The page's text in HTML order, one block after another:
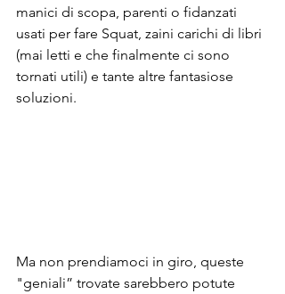
manici di scopa, parenti o fidanzati
usati per fare Squat, zaini carichi di libri
(mai letti e che finalmente ci sono
tornati utili) e tante altre fantasiose
soluzioni.
Ma non prendiamoci in giro, queste
"geniali” trovate sarebbero potute